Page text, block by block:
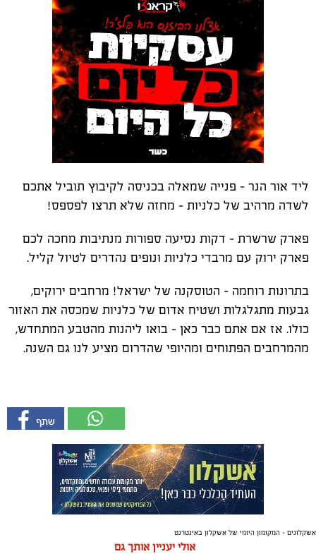
ליד אור הנר – פנייה שמאלה בכניסה לקיבוץ תוביל אתכם
לשדה מרהיב של כלניות – מחזה שלא תרצו לפספס!
פארק שרשרת – דקות נסיעה ספורות מנתיבות מחכה לכם
פארק ירוק עם מרבדי כלניות ונופים נהדרים לטיול קליל.
בתרונות רוחמה – הטוסקנה של ישראל! מרחבים ירוקים,
גבעות מתגלגלות ושטיח אדום של כלניות שמכסה את האזור
כולו. אז אם אתם כבר כאן – בואו ליהנות מהטבע המתחדש,
מהמרחבים הפתוחים ומהיופי שהדרום מציע לנו גם השנה.
אשקלונים - המקומון היומי של אשקלון באינטרנט
אולי יעניין אותך גם